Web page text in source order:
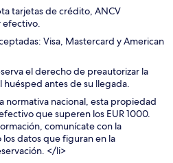
tarjetas de crédito, ANCV
efectivo.
Visa, Mastercard y American
el derecho de preautorizar la
antes de su llegada.
normativa nacional, esta propiedad
que superen los EUR 1000.
comunícate con la
datos que figuran en la
</li>